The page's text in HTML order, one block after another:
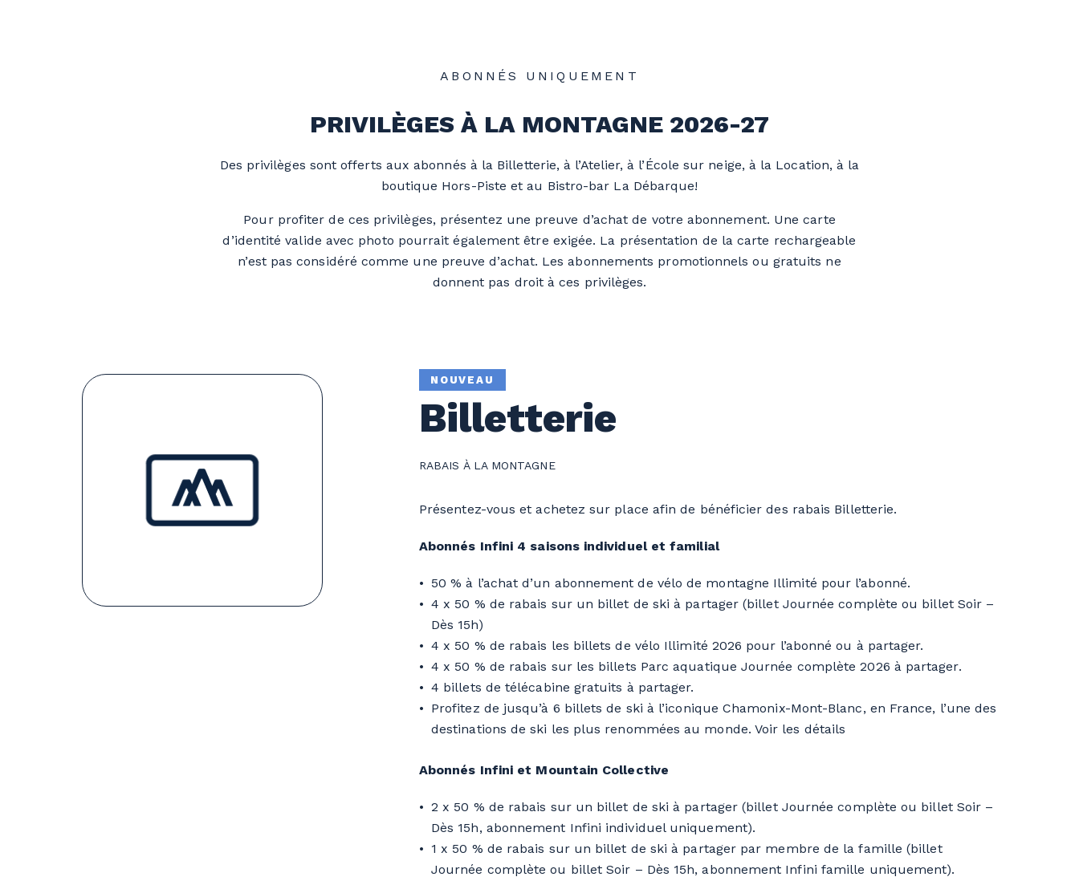
ABONNÉS UNIQUEMENT
PRIVILÈGES À LA MONTAGNE 2026-27
Des privilèges sont offerts aux abonnés à la Billetterie, à l’Atelier, à l’École sur neige, à la Location, à la
boutique Hors-Piste et au Bistro-bar La Débarque!
Pour profiter de ces privilèges, présentez une preuve d’achat de votre abonnement. Une carte
d’identité valide avec photo pourrait également être exigée. La présentation de la carte rechargeable
n’est pas considéré comme une preuve d’achat. Les abonnements promotionnels ou gratuits ne
donnent pas droit à ces privilèges.
NOUVEAU
Billetterie
RABAIS À LA MONTAGNE
Présentez-vous et achetez sur place afin de bénéficier des rabais Billetterie.
Abonnés Infini 4 saisons individuel et familial
50 % à l’achat d’un abonnement de vélo de montagne Illimité pour l’abonné.
4 x 50 % de rabais sur un billet de ski à partager (billet Journée complète ou billet Soir –
Dès 15h)
4 x 50 % de rabais les billets de vélo Illimité 2026 pour l’abonné ou à partager.
4 x 50 % de rabais sur les billets Parc aquatique Journée complète 2026 à partager.
4 billets de télécabine gratuits à partager.
Profitez de jusqu’à 6 billets de ski à l’iconique Chamonix-Mont-Blanc, en France, l’une des
destinations de ski les plus renommées au monde. Voir les détails
Abonnés Infini et Mountain Collective
2 x 50 % de rabais sur un billet de ski à partager (billet Journée complète ou billet Soir –
Dès 15h, abonnement Infini individuel uniquement).
1 x 50 % de rabais sur un billet de ski à partager par membre de la famille​ (billet
Journée complète ou billet Soir – Dès 15h, abonnement Infini famille uniquement).